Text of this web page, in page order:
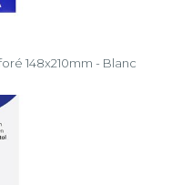
148x210mm - Blanc